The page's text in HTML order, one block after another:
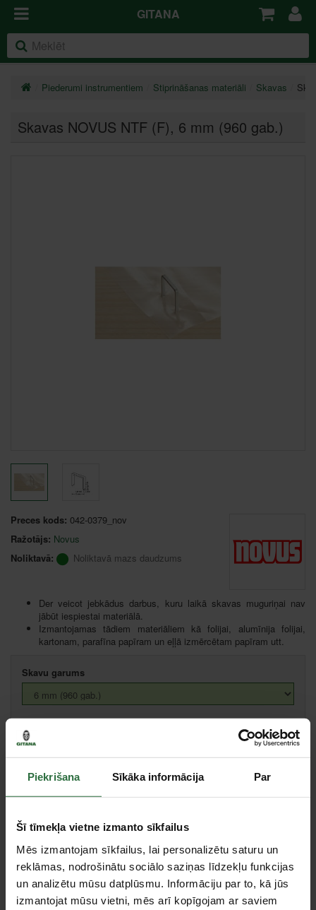
Piekrišana Sīkāka informācija Par
Šī tīmekļa vietne izmanto sīkfailus
Mēs izmantojam sīkfailus, lai personalizētu saturu un
reklāmas, nodrošinātu sociālo saziņas līdzekļu funkcijas
un analizētu mūsu datplūsmu. Informāciju par to, kā jūs
izmantojat mūsu vietni, mēs arī kopīgojam ar saviem
GITANA
Piederumi instrumentiem Stiprināšanas materiāli Skavas
Skavas NOVUS NTF (F), 6 mm (960 gab.)
Preces kods: 042-0379_nov
Ražotājs: Novus
Noliktavā:
Noliktavā mazs daudzums
Der veicot jebkādus darbus, kuru laikā skavas muguriņai nav
jābūt iespiestai materiālā.
Izmantojamas tādiem materiāliem kā folijai, alumīnija folijai,
kartonam, parafīna papīram un eļļā izmērcētam papīram utt.
Skavu garums
Cena:2,50 €
Ielikt grozā
Centrālā noliktava, (uzzināt vairāk šeit, )
Specifikācija